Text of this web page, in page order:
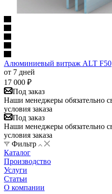
Алюминиевый витраж ALT F50
от 7 дней
17 000 ₽
Под заказ
Наши менеджеры обязательно
условия заказа
Под заказ
Наши менеджеры обязательно
условия заказа
Фильтр
Каталог
Производство
Услуги
Статьи
О компании